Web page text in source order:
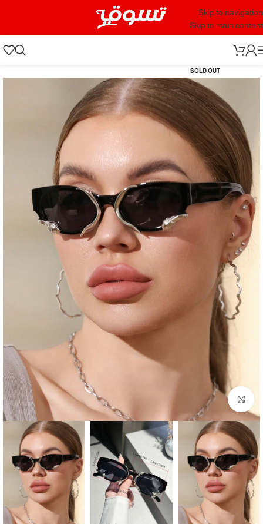
Skip to navigation
Skip to main content
SOLD OUT
Click to enlarge